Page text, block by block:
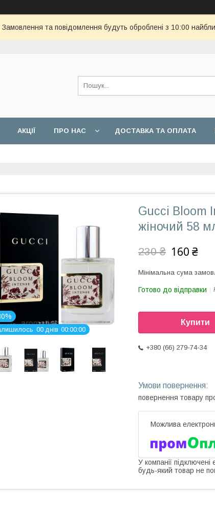
Замовлення та повідомлення будуть оброблені з 10:00
АКЦІЇ ПРО НАС ДОСТАВКА ТА ОПЛАТА
00 днів 00 00 00
Gucci Bloom
жіночий 58
230 ₴ 160 ₴
Мінімальна сума
Готово до відправки
Купити
+380 (66) 279-74-34
повернення товару
У компанії
будь-який товар не